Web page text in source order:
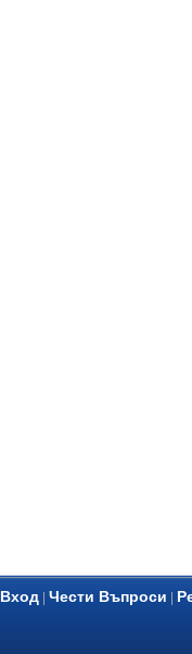
Вход Чести Въпроси